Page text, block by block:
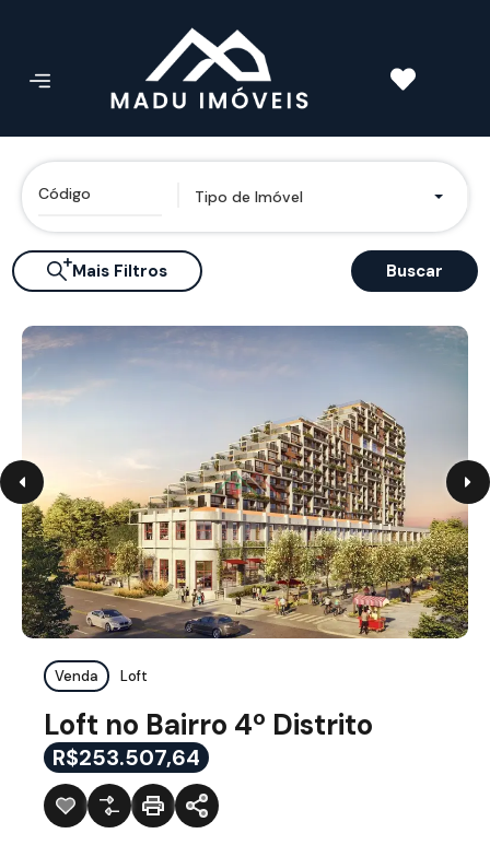
Tipo de Imóvel
Mais Filtros Buscar
Venda Loft
Loft no Bairro 4º Distrito
R$253.507,64